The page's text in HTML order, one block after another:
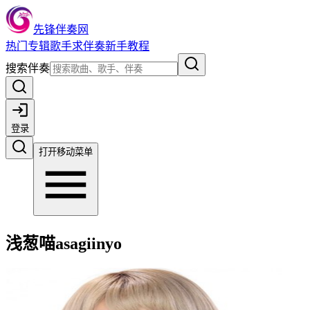
先锋伴奏网
热门 专辑歌手求伴奏新手教程
搜索伴奏
登录
打开移动菜单
浅葱喵asagiinyo